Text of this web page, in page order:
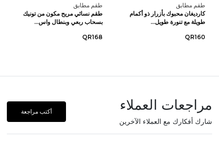
طقم مطابق
كارديغان محبوك بأزرار ذو أكمام
طويلة مع تنورة طويل...
QR160
طقم مطابق
طقم نسائي مريح مكون من تونيك
بسحاب ربعي وبنطال واس...
QR168
مراجعات العملاء
شارك أفكارك مع العملاء الآخرين
أكتب مراجعة